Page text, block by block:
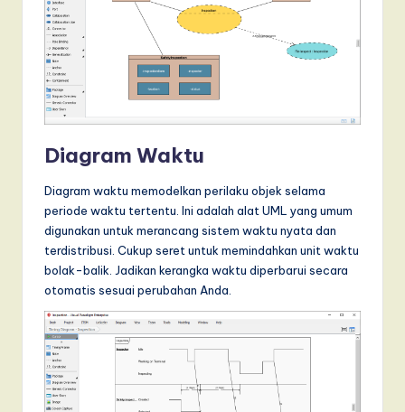
Diagram Waktu
Diagram waktu memodelkan perilaku objek selama
periode waktu tertentu. Ini adalah alat UML yang umum
digunakan untuk merancang sistem waktu nyata dan
terdistribusi. Cukup seret untuk memindahkan unit waktu
bolak-balik. Jadikan kerangka waktu diperbarui secara
otomatis sesuai perubahan Anda.